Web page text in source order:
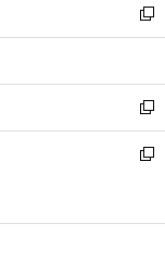
で
開
ド
ウ
開
く
ィ
ン
ウ
で
開
く
い
ウ
ン
ド
ウ
で
新
し
ウ
ィ
ン
ド
開
新
し
い
ン
新
ウ